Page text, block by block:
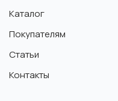
Каталог
Покупателям
Статьи
Контакты